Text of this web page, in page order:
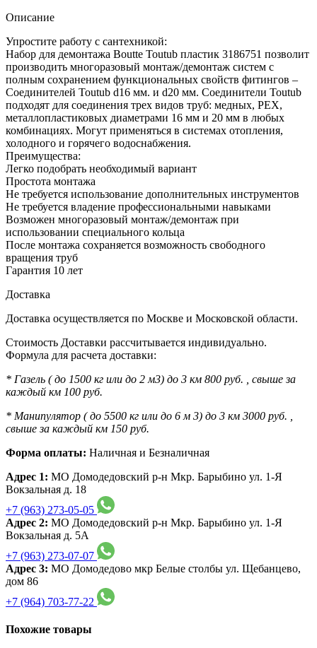
Описание
Упростите работу с сантехникой:
Набор для демонтажа Boutte Toutub пластик 3186751 позволит
производить многоразовый монтаж/демонтаж систем с
полным сохранением функциональных свойств фитингов –
Соединителей Toutub d16 мм. и d20 мм. Соединители Toutub
подходят для соединения трех видов труб: медных, PEX,
металлопластиковых диаметрами 16 мм и 20 мм в любых
комбинациях. Могут применяться в системах отопления,
холодного и горячего водоснабжения.
Преимущества:
Легко подобрать необходимый вариант
Простота монтажа
Не требуется использование дополнительных инструментов
Не требуется владение профессиональными навыками
Возможен многоразовый монтаж/демонтаж при
использовании специального кольца
После монтажа сохраняется возможность свободного
вращения труб
Гарантия 10 лет
Доставка
Доставка осуществляется по Москве и Московской области.
Стоимость Доставки рассчитывается индивидуально.
Формула для расчета доставки:
* Газель ( до 1500 кг или до 2 м3) до 3 км 800 руб. , свыше за
каждый км 100 руб.
* Манипулятор ( до 5500 кг или до 6 м 3) до 3 км 3000 руб. ,
свыше за каждый км 150 руб.
Форма оплаты: Наличная и Безналичная
Адрес 1: МО Домодедовский р-н Мкр. Барыбино ул. 1-Я
Вокзальная д. 18
+7 (963) 273-05-05
Адрес 2: МО Домодедовский р-н Мкр. Барыбино ул. 1-Я
Вокзальная д. 5А
+7 (963) 273-07-07
Адрес 3: МО Домодедово мкр Белые столбы ул. Щебанцево,
дом 86
+7 (964) 703-77-22
Похожие товары